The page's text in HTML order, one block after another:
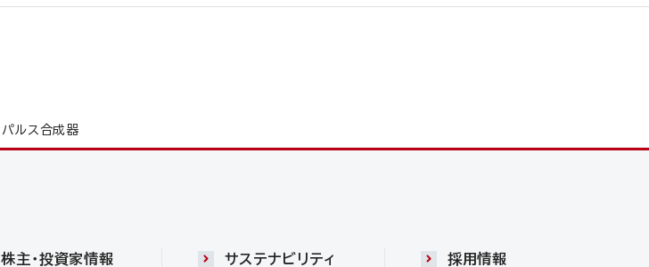
パルス合成器
株主・投資家情報 サステナビリティ 採用情報